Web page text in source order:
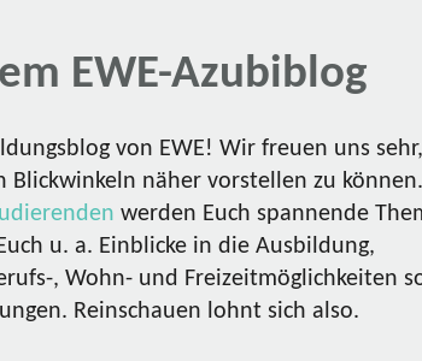
EWE-Azubiblog
von EWE! Wir freuen uns
Blickwinkeln näher vorstellen zu können.
werden Euch spannende
u. a. Einblicke in die Ausbildung,
, Wohn- und Freizeitmöglichkeiten
Reinschauen lohnt sich also.